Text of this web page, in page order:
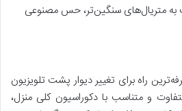
به متریال‌های سنگین‌تر، حس مصنوعی
راه برای تغییر دیوار پشت تلویزیون
و متناسب با دکوراسیون کلی منزل،